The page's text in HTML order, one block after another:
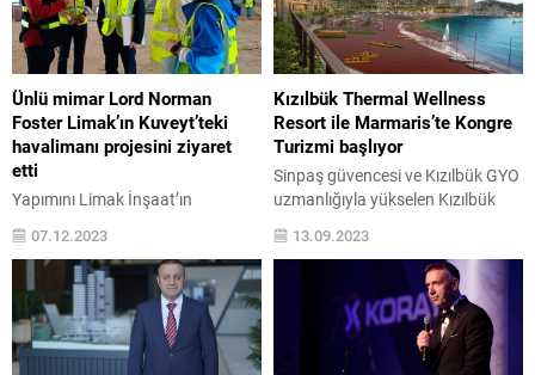
Ünlü mimar Lord Norman
Foster Limak’ın Kuveyt’teki
havalimanı projesini ziyaret
etti
Yapımını Limak İnşaat’ın
üstlendiği Kuveyt Uluslararası
Havalimanı Terminal 2 (T2)
binasını tasarlayan dünyaca ünlü
mimar Lord Norman Robert
Foster, yapımı devam eden projeyi
yerinde inceledi. Dünyanın önde
gelen mimarlarından olan,
07.12.2023
Kızılbük Thermal Wellness
Resort ile Marmaris’te Kongre
Turizmi başlıyor
Sinpaş güvencesi ve Kızılbük GYO
uzmanlığıyla yükselen Kızılbük
Thermal Wellness Resort projesi,
balo ve konferans salonlarından
oluşan yaklaşık 950 kişi kapasiteli
kongre merkezi ile Marmaris,
turizm sezonu dışında da binlerce
ziyaretçiyi ağırlayacak. Kızılbük
Thermal Wellness Resort projesi,
13.09.2023